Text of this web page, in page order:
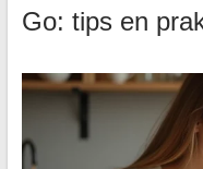
Go: tips en